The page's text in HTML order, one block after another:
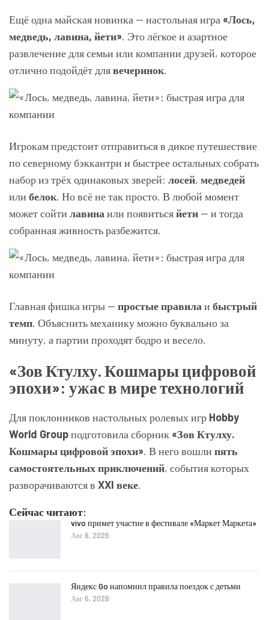
Ещё одна майская новинка — настольная игра «Лось,
медведь, лавина, йети». Это лёгкое и азартное
развлечение для семьи или компании друзей, которое
отлично подойдёт длявечеринок.
Игрокам предстоит отправиться в дикое путешествие
по северному бэккантри и быстрее остальных собрать
набор из трёх одинаковых зверей: лосей, медведей
или белок. Но всё не так просто. В любой момент
может сойти лавинаили появитьсяйети — и тогда
собранная живность разбежится.
Главная фишка игры — простые правилаи быстрый
темп. Объяснить механику можно буквально за
минуту, а партии проходят бодро и весело.
«Зов Ктулху. Кошмары цифровой
эпохи»: ужас в мире технологий
Для поклонников настольных ролевых игр Hobby
World Groupподготовила сборник «Зов Ктулху.
Кошмары цифровой эпохи». В него вошли пять
самостоятельных приключений, события которых
разворачиваются в XXI веке.
Сейчас читают:
vivo примет участие в фестивале «Маркет Маркета»
Авг 6, 2026
Яндекс Go напомнил правила поездок с детьми
Авг 6, 2026